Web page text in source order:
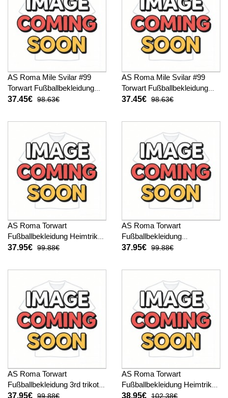
AS Roma Mile Svilar #99
Torwart Fußballbekleidung
Auswärtstrikot Kinder 2025-
37.45€ 98.63€
AS Roma Mile Svilar #99
Torwart Fußballbekleidung
3rd trikot Kinder 2025-26
37.45€ 98.63€
AS Roma Torwart
Fußballbekleidung Heimtrikot
2025-26 Kurzarm
37.95€ 99.88€
AS Roma Torwart
Fußballbekleidung
Auswärtstrikot 2025-26
37.95€ 99.88€
AS Roma Torwart
Fußballbekleidung 3rd trikot
2025-26 Kurzarm
37.95€ 99.88€
AS Roma Torwart
Fußballbekleidung Heimtrikot
2025-26 Langarm
38.95€ 102.38€